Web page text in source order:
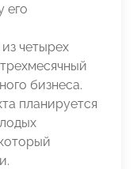
его
четырех
бизнеса.
планируется